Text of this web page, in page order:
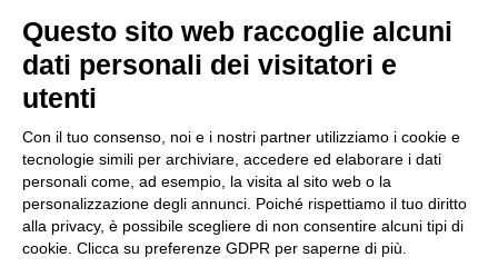
Luminarie Natalizie
Noleggio & Acquisto
Azienda
Questo sito web raccoglie alcuni
dati personali dei visitatori e
utenti
Con il tuo consenso, noi e i nostri partner utilizziamo i cookie e
tecnologie simili per archiviare, accedere ed elaborare i dati
personali come, ad esempio, la visita al sito web o la
personalizzazione degli annunci. Poiché rispettiamo il tuo diritto
alla privacy, è possibile scegliere di non consentire alcuni tipi di
cookie. Clicca su preferenze GDPR per saperne di più.